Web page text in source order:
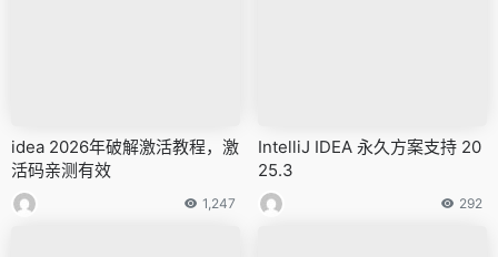
idea 2026年破解激活教程，激
活码亲测有效
1,247
IntelliJ IDEA 永久方案支持 20
25.3
292